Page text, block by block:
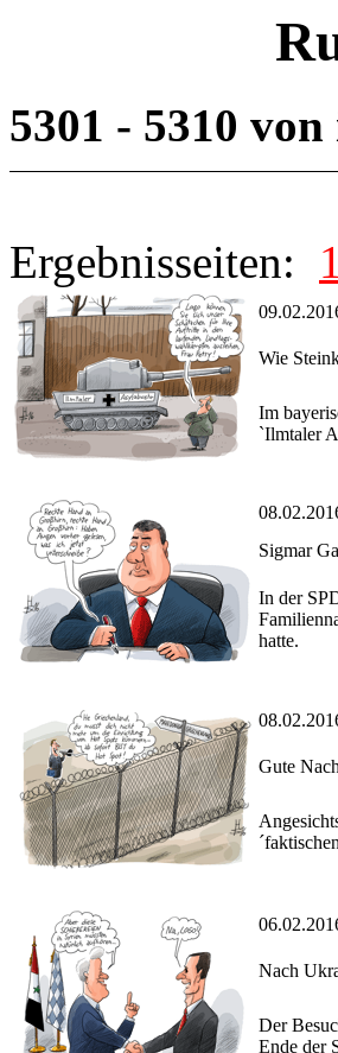
5301 - 5310
Ergebnisseiten: 1
Wie
Im
`Ilmtaler
Sigmar
In der
hatte.
Gute
Nach
Der
Ende der